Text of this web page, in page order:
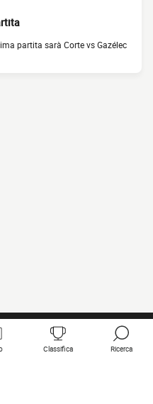
partita sarà Corte vs Gazélec
Classifica Ricerca